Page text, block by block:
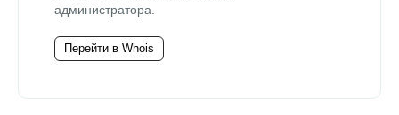
администратора.
Перейти в Whois